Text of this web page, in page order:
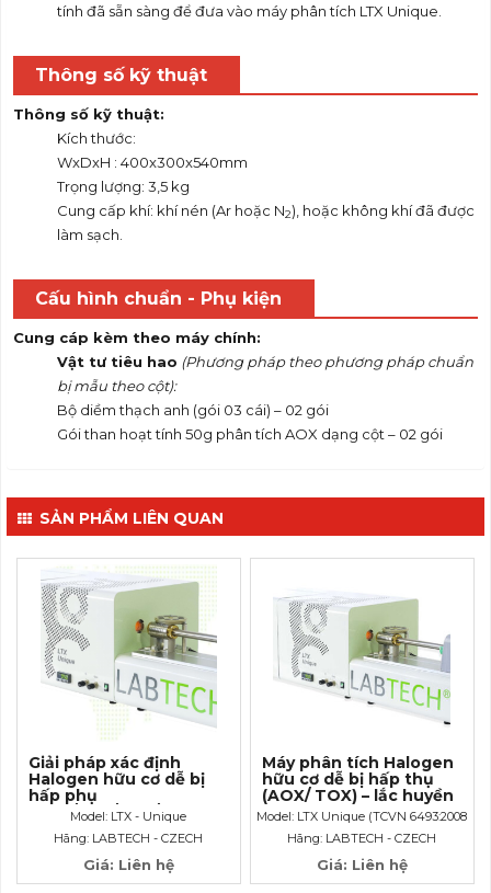
tính đã sẵn sàng để đưa vào máy phân tích LTX Unique.
Thông số kỹ thuật
Thông số kỹ thuật:
Kích thước:
WxDxH : 400x300x540mm
Trọng lượng: 3,5 kg
Cung cấp khí: khí nén (Ar hoặc N2), hoặc không khí đã được
làm sạch.
Cấu hình chuẩn - Phụ kiện
Cung cáp kèm theo máy chính:
Vật tưtiêu hao (Phương pháp theo phương pháp chuẩn
bị mẫu theo cột):
Bộ diềm thạch anh (gói 03 cái) – 02 gói
Gói than hoạt tính 50g phân tích AOX dạng cột – 02 gói
SẢN PHẨM LIÊN QUAN
Giải pháp xác định
Halogen hữu cơ dễ bị
hấp phụ
(AOX/EOX/POX/TX)
Model: LTX - Unique
Hãng: LABTECH - CZECH
Giá: Liên hệ
Máy phân tích Halogen
hữu cơ dễ bị hấp thụ
(AOX/ TOX) – lắc huyền
phù và lọc qua màng
(TCVN 6493:2008 mục
9.3.2)
Model: LTX Unique (TCVN 6493:2008
mục 9.3.2)
Hãng: LABTECH - CZECH
Giá: Liên hệ